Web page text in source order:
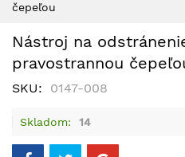
čepeľou
Nástroj na
pravostrannou
SKU 0147-008
Skladom 14